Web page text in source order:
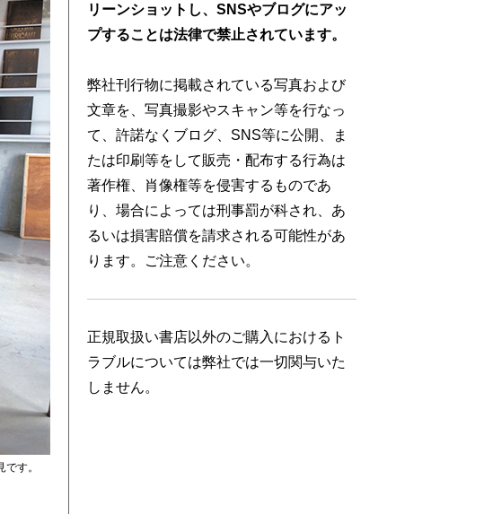
す。
リーンショットし、SNSやブログにアッ
プすることは法律で禁止されています。
弊社刊行物に掲載されている写真および
文章を、写真撮影やスキャン等を行なっ
て、許諾なくブログ、SNS等に公開、ま
たは印刷等をして販売・配布する行為は
著作権、肖像権等を侵害するものであ
り、場合によっては刑事罰が科され、あ
るいは損害賠償を請求される可能性があ
ります。ご注意ください。
正規取扱い書店以外のご購入におけるト
ラブルについては弊社では一切関与いた
しません。